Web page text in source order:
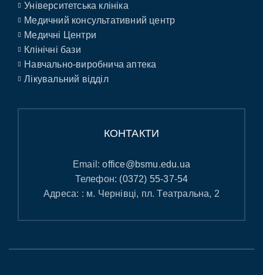
Університетська клініка
Медичний консультативний центр
Медичні Центри
Клінічні бази
Навчально-виробнича аптека
Лікувальний відділ
КОНТАКТИ
Email:office@bsmu.edu.ua
Телефон: (0372) 55-37-54
Адреса: : м. Чернівці, пл. Театральна, 2